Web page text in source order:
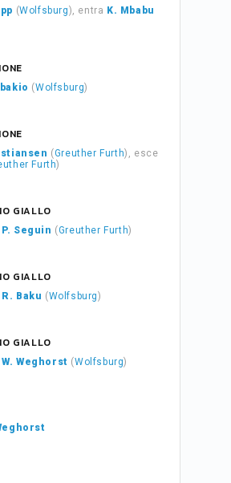
(Wolfsburg), entra K. Mbabu
(Wolfsburg)
(Greuther Furth), esce
Furth)
GIALLO
P. Seguin (Greuther Furth)
GIALLO
R. Baku (Wolfsburg)
GIALLO
W. Weghorst (Wolfsburg)